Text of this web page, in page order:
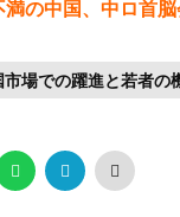
の中国、中ロ首
場での躍進と若者の